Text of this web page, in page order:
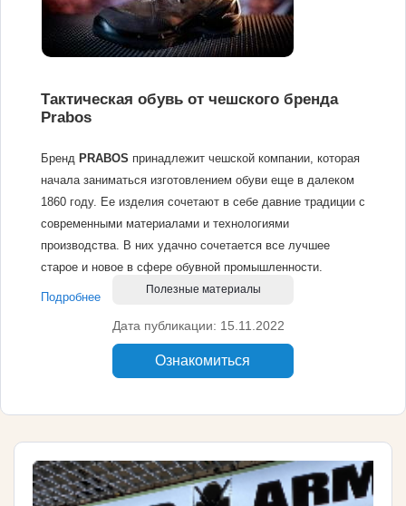
Тактическая обувь от чешского бренда
Prabos
Бренд PRABOS принадлежит чешской компании, которая
начала заниматься изготовлением обуви еще в далеком
1860 году. Ее изделия сочетают в себе давние традиции с
современными материалами и технологиями
производства. В них удачно сочетается все лучшее
старое и новое в сфере обувной промышленности.
Подробнее
Полезные материалы
Дата публикации: 15.11.2022
Ознакомиться